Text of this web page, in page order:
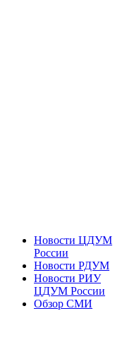
Новости ЦДУМ
России
Новости РДУМ
Новости РИУ
ЦДУМ России
Обзор СМИ